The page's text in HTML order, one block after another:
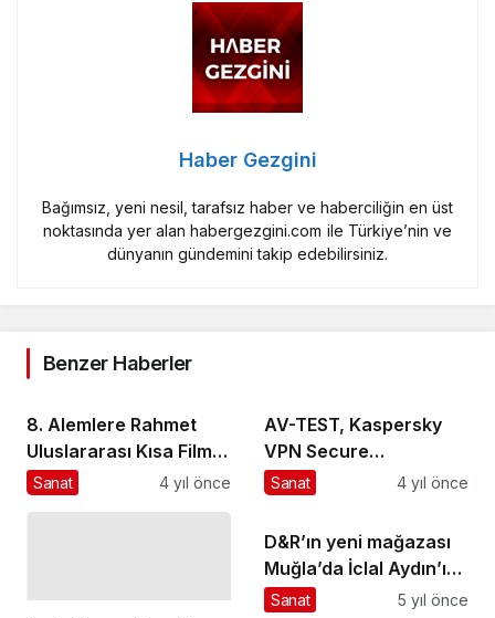
Haber Gezgini
Bağımsız, yeni nesil, tarafsız haber ve haberciliğin en üst
noktasında yer alan habergezgini.com ile Türkiye’nin ve
dünyanın gündemini takip edebilirsiniz.
Benzer Haberler
8. Alemlere Rahmet
Uluslararası Kısa Film
Festivali’nin Programı
Sanat 4 yıl önce
AV-TEST, Kaspersky
VPN Secure
Connection'ın
çıktığını belirtiyor
Sanat 4 yıl önce
D&R’ın yeni mağazası
Muğla’da İclal Aydın’ın
imza günü ile açılış
Sanat 5 yıl önce